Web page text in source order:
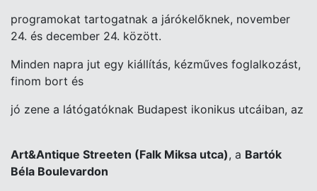
programokat tartogatnak a járókelőknek, november
24. és december 24. között.
Minden napra jut egy kiállítás, kézműves foglalkozást,
finom bort és
jó zene a látógatóknak Budapest ikonikus utcáiban, az
Art&Antique Streeten (Falk Miksa utca), a Bartók
Béla Boulevardon